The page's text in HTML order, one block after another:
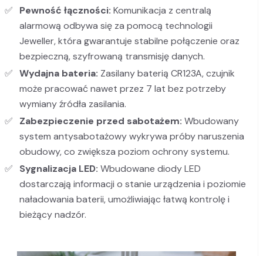
Pewność łączności: Komunikacja z centralą
alarmową odbywa się za pomocą technologii
Jeweller, która gwarantuje stabilne połączenie oraz
bezpieczną, szyfrowaną transmisję danych.
Wydajna bateria: Zasilany baterią CR123A, czujnik
może pracować nawet przez 7 lat bez potrzeby
wymiany źródła zasilania.
Zabezpieczenie przed sabotażem: Wbudowany
system antysabotażowy wykrywa próby naruszenia
obudowy, co zwiększa poziom ochrony systemu.
Sygnalizacja LED: Wbudowane diody LED
dostarczają informacji o stanie urządzenia i poziomie
naładowania baterii, umożliwiając łatwą kontrolę i
bieżący nadzór.